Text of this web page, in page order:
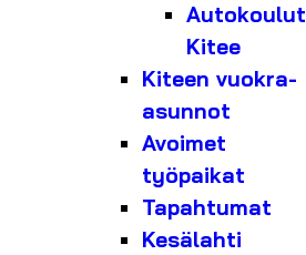
Autokoulut
Kitee
Kiteen vuokra-
asunnot
Avoimet
työpaikat
Tapahtumat
Kesälahti